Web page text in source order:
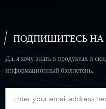
ПОДПИШИТЕСЬ НА
Да, я хочу знать о продуктах и
информационный бюллетень.